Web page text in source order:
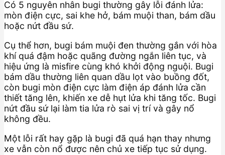
Có 5 nguyên nhân bugi thường gây lỗi đánh lửa:
mòn điện cực, sai khe hở, bám muội than, bám dầu
hoặc nứt đầu sứ.
Cụ thể hơn, bugi bám muội đen thường gắn với hòa
khí quá đậm hoặc quãng đường ngắn liên tục, và
hiệu ứng là misfire cùng khó khởi động nguội. Bugi
bám dầu thường liên quan dầu lọt vào buồng đốt,
còn bugi mòn điện cực làm điện áp đánh lửa cần
thiết tăng lên, khiến xe dễ hụt lửa khi tăng tốc. Bugi
nứt đầu sứ lại làm tia lửa rò sai vị trí và gây nổ
không đều.
Một lỗi rất hay gặp là bugi đã quá hạn thay nhưng
xe vẫn còn nổ được nên chủ xe tiếp tục sử dụng.